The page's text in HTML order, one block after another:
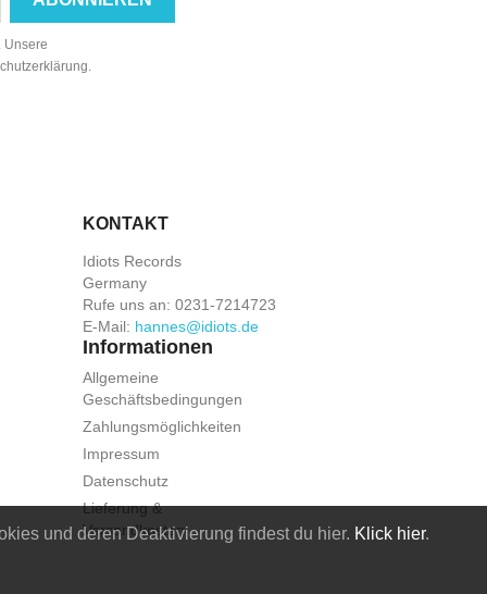
Unsere
KONTAKT
Idiots Records
Germany
Rufe uns an: 0231-7214723
E-Mail: hannes@idiots.de
und deren Deaktivierung findest du hier. Klick hier.
Informationen
Allgemeine
Geschäftsbedingungen
Zahlungsmöglichkeiten
Impressum
Datenschutz
Lieferung &
Versandkosten